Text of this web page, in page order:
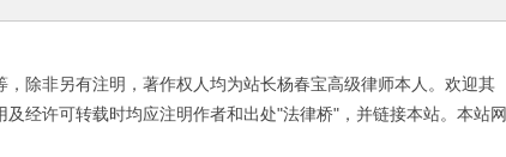
除非另有注明，著作权人均为站长杨春宝高级律师本人。欢迎其
经许可转载时均应注明作者和出处"法律桥"，并链接本站。本站网